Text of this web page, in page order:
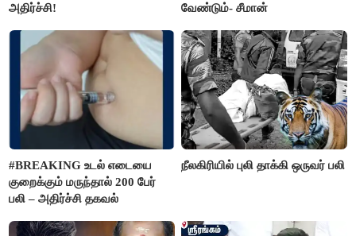
அதிர்ச்சி!
வேண்டும்- சீமான்
#BREAKING உடல் எடையை
குறைக்கும் மருந்தால் 200 பேர்
பலி – அதிர்ச்சி தகவல்
நீலகிரியில் புலி தாக்கி ஒருவர் பலி